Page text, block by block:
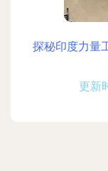
探秘印度力量
更新